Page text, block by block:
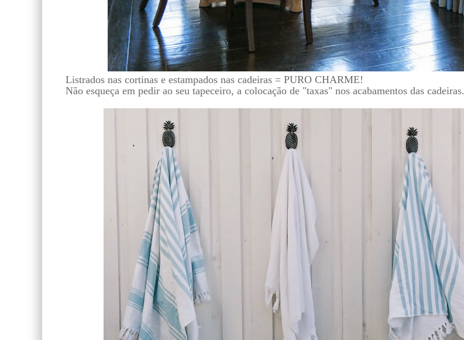
Listrados nas cortinas e estampados nas cadeiras = PURO CHARME!
Não esqueça em pedir ao seu tapeceiro, a colocação de "taxas" nos acabamentos das cadeiras.